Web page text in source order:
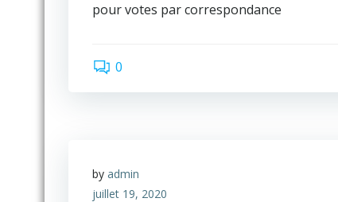
pour votes par correspondance
0
by admin
juillet 19, 2020